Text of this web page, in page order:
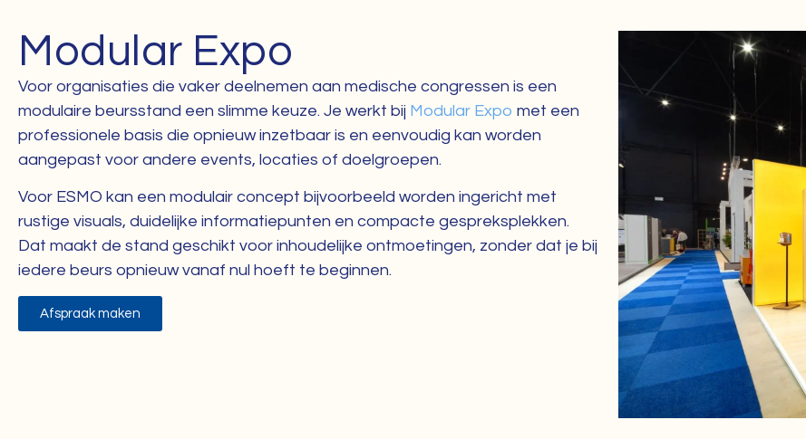
Modular Expo
Voor organisaties die vaker deelnemen aan medische congressen is een
modulaire beursstand een slimme keuze. Je werkt bij Modular Expo met een
professionele basis die opnieuw inzetbaar is en eenvoudig kan worden
aangepast voor andere events, locaties of doelgroepen.
Voor ESMO kan een modulair concept bijvoorbeeld worden ingericht met
rustige visuals, duidelijke informatiepunten en compacte gespreksplekken.
Dat maakt de stand geschikt voor inhoudelijke ontmoetingen, zonder dat je bij
iedere beurs opnieuw vanaf nul hoeft te beginnen.
Afspraak maken